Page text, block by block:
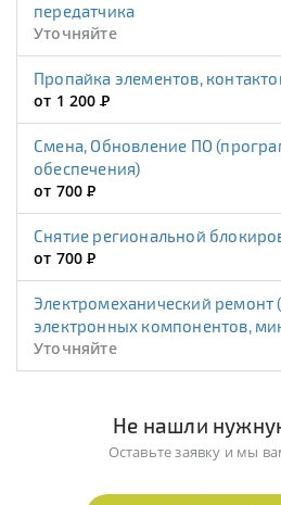
передатчика
Уточняйте
Пропайка элементов,
от 1 200Р
Смена, Обновление ПО (программного
обеспечения)
от 700Р
Снятие региональной
от 700Р
Электромеханический ремонт (замена
электронных компонентов,
Уточняйте
Не нашли
Оставьте заявку и мы